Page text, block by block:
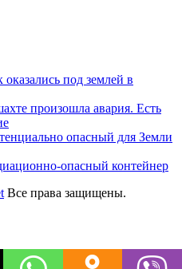
под землей в
произошла авария. Есть
опасный для Земли
опасный контейнер
Все права защищены.